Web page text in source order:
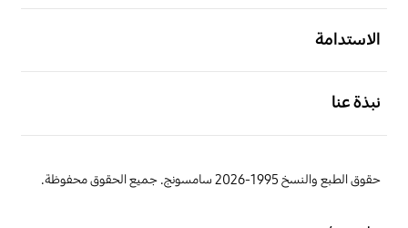
الاستدامة
نبذة عنا
حقوق الطبع والنسخ 1995-2026 سامسونج. جميع الحقوق محفوظة.